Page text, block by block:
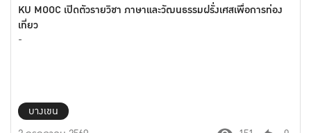
KU MOOC เปิดตัวรายวิชา ภาษาและวัฒนธรรมฝรั่งเศสเพื่อการท่อง
เที่ยว
-
บางเขน